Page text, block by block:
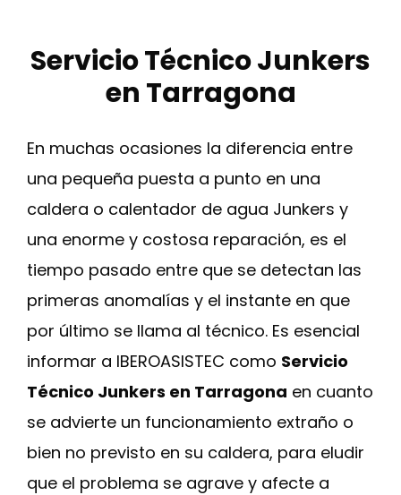
Servicio Técnico Junkers
en Tarragona
En muchas ocasiones la diferencia entre
una pequeña puesta a punto en una
caldera o calentador de agua Junkers y
una enorme y costosa reparación, es el
tiempo pasado entre que se detectan las
primeras anomalías y el instante en que
por último se llama al técnico. Es esencial
informar a IBEROASISTEC como Servicio
Técnico Junkers en Tarragona en cuanto
se advierte un funcionamiento extraño o
bien no previsto en su caldera, para eludir
que el problema se agrave y afecte a